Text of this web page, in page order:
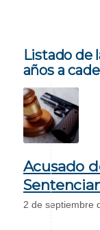
Listado de
años a
Acusado
2 de septiembre